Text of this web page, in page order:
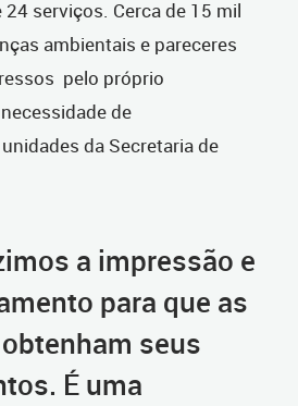
serviços. Cerca de 15 mil
ambientais e pareceres
pelo próprio
de
da Secretaria de
a impressão e
para que as
seus
É uma